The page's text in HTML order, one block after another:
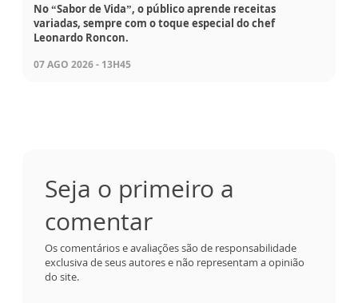
No “Sabor de Vida”, o público aprende receitas
variadas, sempre com o toque especial do chef
Leonardo Roncon.
07 AGO 2026 - 13H45
Seja o primeiro a
comentar
Os comentários e avaliações são de responsabilidade
exclusiva de seus autores e não representam a opinião
do site.